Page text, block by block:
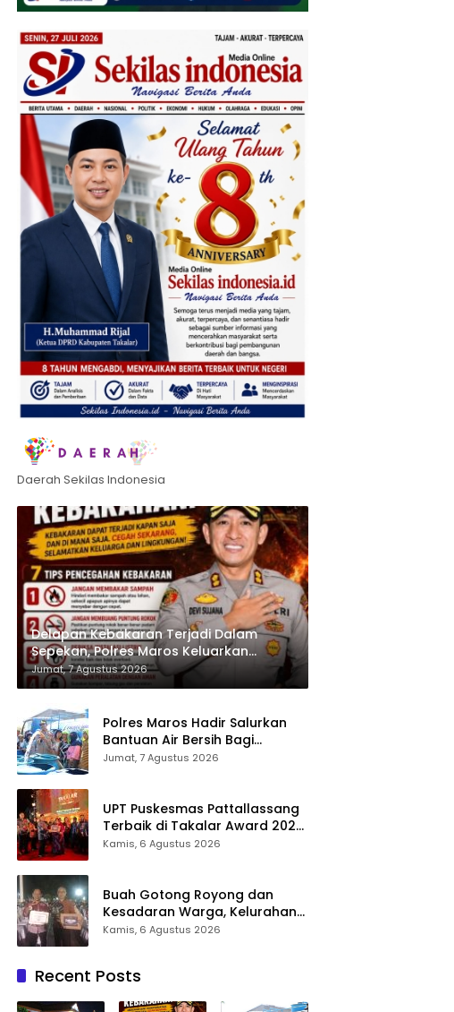
Daerah Sekilas Indonesia
Delapan Kebakaran Terjadi Dalam
Sepekan, Polres Maros Keluarkan
Imbauan kepada Masyarakat
Jumat, 7 Agustus 2026
Polres Maros Hadir Salurkan
Bantuan Air Bersih Bagi
Masyarakat Terdampak Krisis
Jumat, 7 Agustus 2026
UPT Puskesmas Pattallassang
Terbaik di Takalar Award 2026,
Bukti Komitmen Hadirkan
Kamis, 6 Agustus 2026
Buah Gotong Royong dan
Kesadaran Warga, Kelurahan
Patte’ne Menjadi Bintang
Kamis, 6 Agustus 2026
Recent Posts